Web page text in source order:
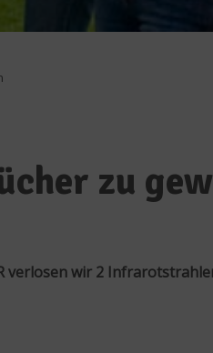
zu
verlosen wir 2